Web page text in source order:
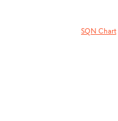
SQN Chart